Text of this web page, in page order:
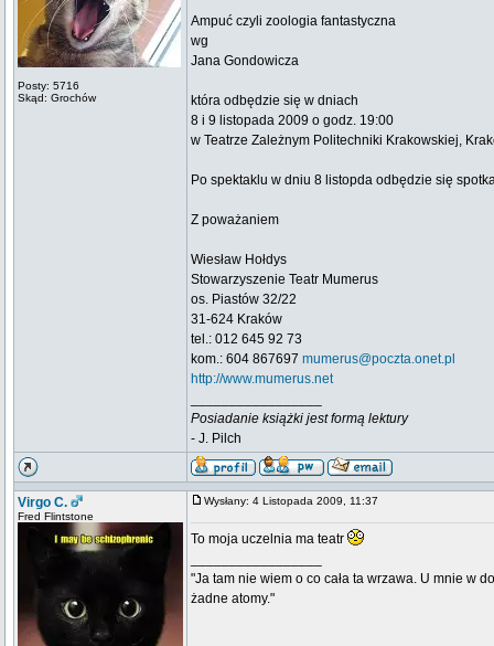
Posty: 5716
Skąd: Grochów
Ampuć czyli zoologia fantastyczna
wg
Jana Gondowicza
która odbędzie się w dniach
8 i 9 listopada 2009 o godz. 19:00
w Teatrze Zależnym Politechniki Krakowskiej,
Po spektaklu w dniu 8 listopda odbędzie się
Z poważaniem
Wiesław Hołdys
Stowarzyszenie Teatr Mumerus
os. Piastów 32/22
31-624 Kraków
tel.: 012 645 92 73
kom.: 604 867697 mumerus@poczta.onet.pl
http://www.mumerus.net
Posiadanie książki jest formą lektury
- J. Pilch
Virgo C.
Fred Flintstone
Wysłany: 4 Listopada 2009, 11:37
To moja uczelnia ma teatr
"Ja tam nie wiem o co cała ta wrzawa. U mnie w
żadne atomy."